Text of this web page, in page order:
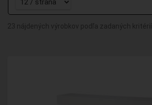
23 nájdených výrobkov podľa zadaných kritérií.